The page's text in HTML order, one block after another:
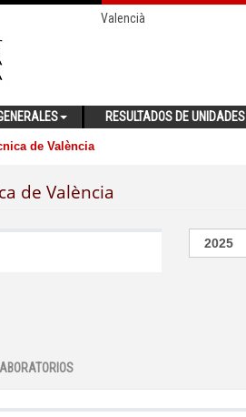
Valencià
RESULTADOS DE UNIDADES
de València
de València